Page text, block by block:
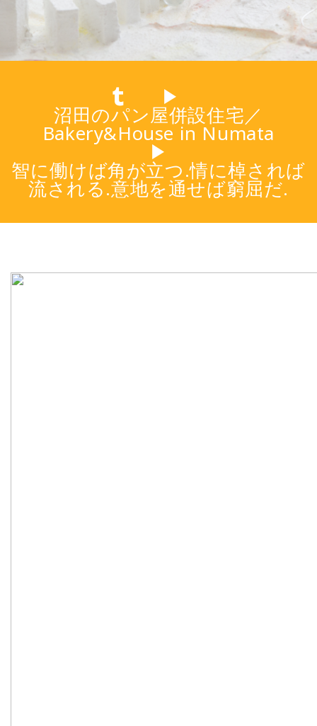
▶
沼田のパン屋併設住宅／
Bakery&House in Numata
▶
智に働けば角が立つ.情に棹されば
流される.意地を通せば窮屈だ.